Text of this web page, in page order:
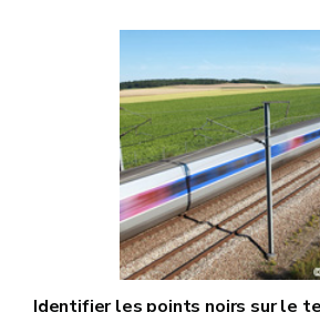
Identifier les points noirs sur le